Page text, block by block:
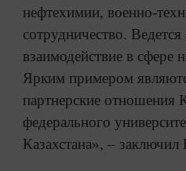
нефтехимии, военно-
сотрудничество. Ведется
взаимодействие в сфере
Ярким примером
партнерские отношения
федерального
Казахстана», – заключил